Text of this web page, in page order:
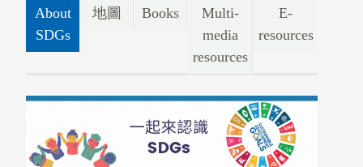
About
SDGs
地圖
Books
Multi-
media
resources
E-
resources